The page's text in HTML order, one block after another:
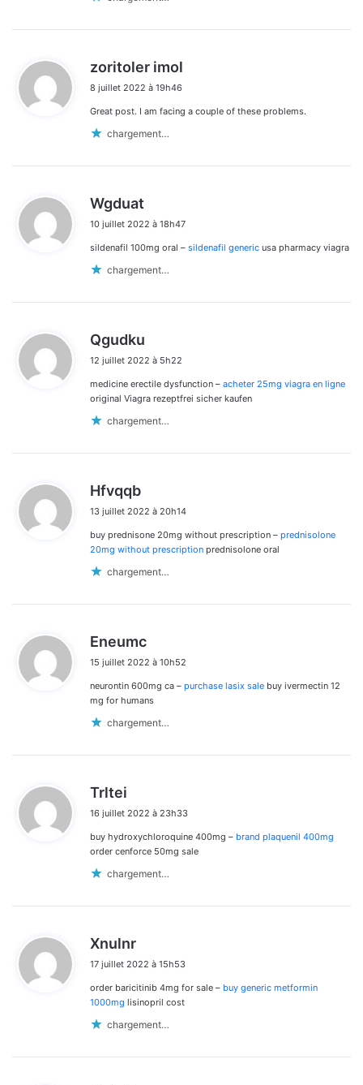
zoritoler imol
8 juillet 2022 à 19h46
Great post. I am facing a couple of these problems.
chargement…
Wgduat
t
10 juillet 2022 à 18h47
sildenafil 100mg oral – sildenafil generic usa pharmacy viagra
chargement…
Qgudku
t
:
12 juillet 2022 à 5h22
medicine erectile dysfunction – acheter 25mg viagra en ligne
original Viagra rezeptfrei sicher kaufen
chargement…
Hfvqqb
t
:
13 juillet 2022 à 20h14
buy prednisone 20mg without prescription – prednisolone
20mg without prescription prednisolone oral
chargement…
Eneumc
t
:
15 juillet 2022 à 10h52
neurontin 600mg ca – purchase lasix sale buy ivermectin 12
mg for humans
chargement…
Trltei
t
:
16 juillet 2022 à 23h33
buy hydroxychloroquine 400mg – brand plaquenil 400mg
order cenforce 50mg sale
chargement…
Xnulnr
t
:
17 juillet 2022 à 15h53
order baricitinib 4mg for sale – buy generic metformin
1000mg lisinopril cost
chargement…